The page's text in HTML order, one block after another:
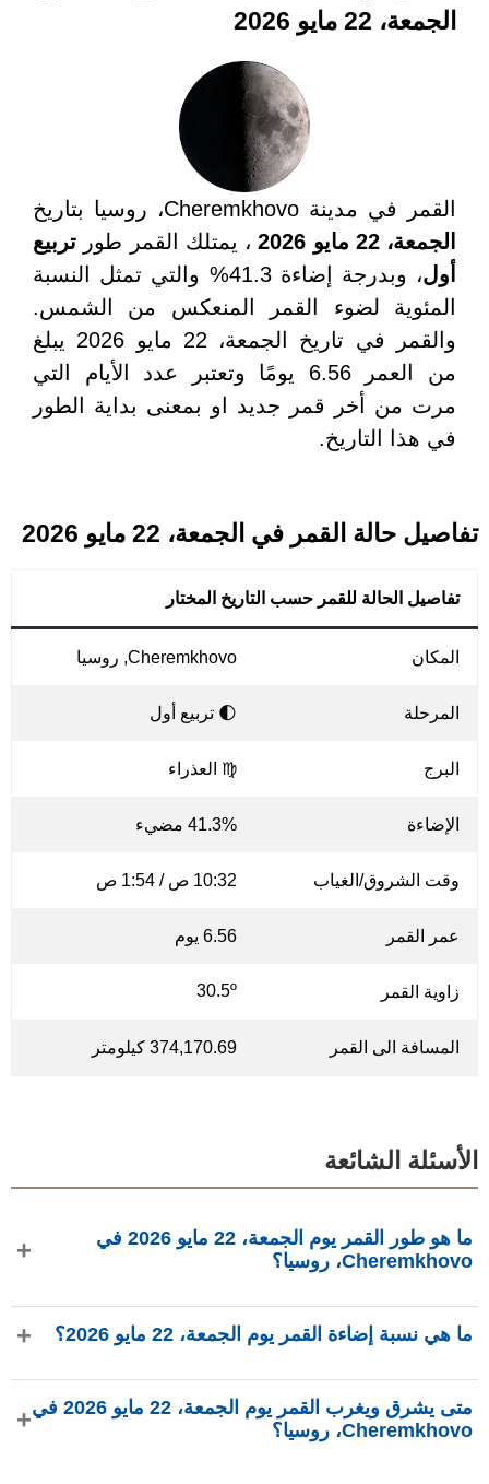
الجمعة، 22 مايو 2026
القمر في مدينة Cheremkhovo، روسيا بتاريخ
الجمعة، 22 مايو 2026
، يمتلك القمر طور تربيع
أول
، وبدرجة إضاءة 41.3% والتي تمثل النسبة
المئوية لضوء القمر المنعكس من الشمس.
والقمر في تاريخ الجمعة، 22 مايو 2026 يبلغ
من العمر 6.56 يومًا وتعتبر عدد الأيام التي
مرت من أخر قمر جديد او بمعنى بداية الطور
في هذا التاريخ.
تفاصيل حالة القمر في الجمعة، 22 مايو 2026
تفاصيل الحالة للقمر حسب التاريخ المختار
المكان Cheremkhovo, روسيا
المرحلة 🌓 تربيع أول
البرج ♍ العذراء
الإضاءة 41.3% مضيء
وقت الشروق/الغياب 10:32 ص / 1:54 ص
عمر القمر 6.56 يوم
زاوية القمر 30.5º
المسافة الى القمر 374,170.69 كيلومتر
الأسئلة الشائعة
ما هو طور القمر يوم الجمعة، 22 مايو 2026 في
Cheremkhovo، روسيا؟
في طور تربيع أول بإضاءة 41.3%، عمره 6.56 يومًا، ويقع في
ما هي نسبة إضاءة القمر يوم الجمعة، 22 مايو 2026؟
phasesmoon.com.
متى يشرق ويغرب القمر يوم الجمعة، 22 مايو 2026 في
Cheremkhovo، روسيا؟